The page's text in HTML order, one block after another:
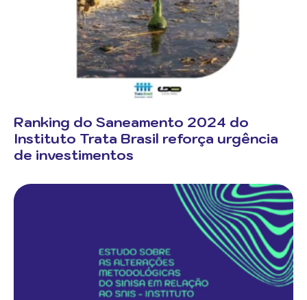
Ranking do Saneamento 2024 do
Instituto Trata Brasil reforça urgência
de investimentos